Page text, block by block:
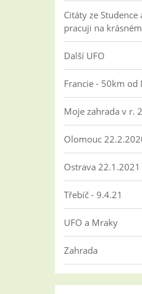
Citáty ze Studence
pracuji na
Další UFO
Francie - 50km od
Moje zahrada v r.
Olomouc
Ostrava 22.1.2021
Třebíč - 9.4.21
UFO a Mraky
Zahrada